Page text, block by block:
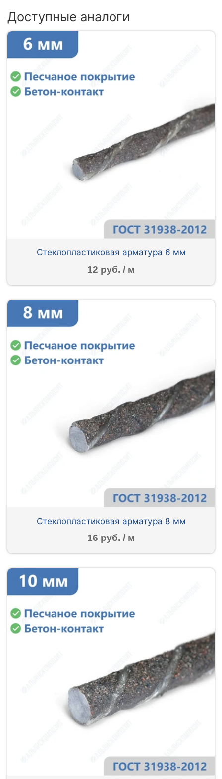
Доступные аналоги
Стеклопластиковая арматура 6 мм
12 руб. / м
Стеклопластиковая арматура 8 мм
16 руб. / м